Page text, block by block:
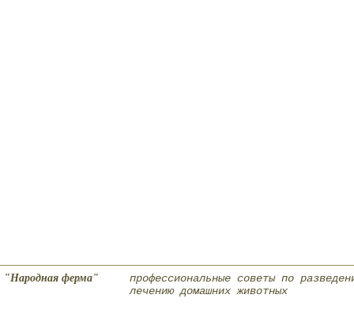
"Народная ферма"
профессиональные советы по
лечению домашних животных